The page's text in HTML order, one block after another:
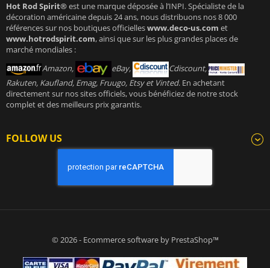
Hot Rod Spirit®est une marque déposée à l’INPI. Spécialiste de la
décoration américaine depuis 24 ans, nous distribuons nos 8 000
références sur nos boutiques officielleswww.deco-us.com et
www.hotrodspirit.com, ainsi que sur les plus grandes places de
marché mondiales :
Amazon,
eBay,
Cdiscount,
Rakuten, Kaufland, Emag, Fruugo, Etsy et Vinted. En achetant
directement sur nos sites officiels, vous bénéficiez de notre stock
complet et des meilleurs prix garantis.
FOLLOW US
© 2026 - Ecommerce software by PrestaShop™